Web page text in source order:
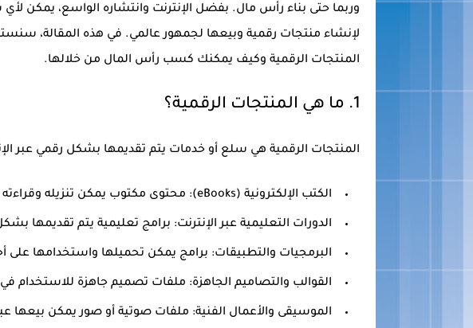
وربما حتى بناء رأس مال. بفضل الإنترنت وانتشاره الواسع، يمكن
لإنشاء منتجات رقمية وبيعها لجمهور عالمي. في هذه المقالة،
المنتجات الرقمية وكيف يمكنك كسب رأس المال من خلالها.
1. ما هي المنتجات الرقمية؟
المنتجات الرقمية هي سلع أو خدمات يتم تقديمها بشكل رقمي عبر
الكتب الإلكترونية (eBooks) : محتوى مكتوب يمكن تنزيله وقراءته
الدورات التعليمية عبر الإنترنت: برامج تعليمية يتم تقديمها
البرمجيات والتطبيقات: برامج يمكن تحميلها واستخدامها على
القوالب والتصاميم الجاهزة: ملفات تصميم جاهزة للاستخدام
الموسيقى والأعمال الفنية: ملفات صوتية أو صور يمكن بيعها عبر